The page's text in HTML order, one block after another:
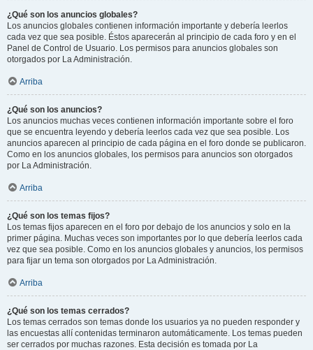
¿Qué son los anuncios globales?
Los anuncios globales contienen información importante y debería leerlos
cada vez que sea posible. Éstos aparecerán al principio de cada foro y en el
Panel de Control de Usuario. Los permisos para anuncios globales son
otorgados por La Administración.
Arriba
¿Qué son los anuncios?
Los anuncios muchas veces contienen información importante sobre el foro
que se encuentra leyendo y debería leerlos cada vez que sea posible. Los
anuncios aparecen al principio de cada página en el foro donde se publicaron.
Como en los anuncios globales, los permisos para anuncios son otorgados
por La Administración.
Arriba
¿Qué son los temas fijos?
Los temas fijos aparecen en el foro por debajo de los anuncios y solo en la
primer página. Muchas veces son importantes por lo que debería leerlos cada
vez que sea posible. Como en los anuncios globales y anuncios, los permisos
para fijar un tema son otorgados por La Administración.
Arriba
¿Qué son los temas cerrados?
Los temas cerrados son temas donde los usuarios ya no pueden responder y
las encuestas allí contenidas terminaron automáticamente. Los temas pueden
ser cerrados por muchas razones. Esta decisión es tomada por La